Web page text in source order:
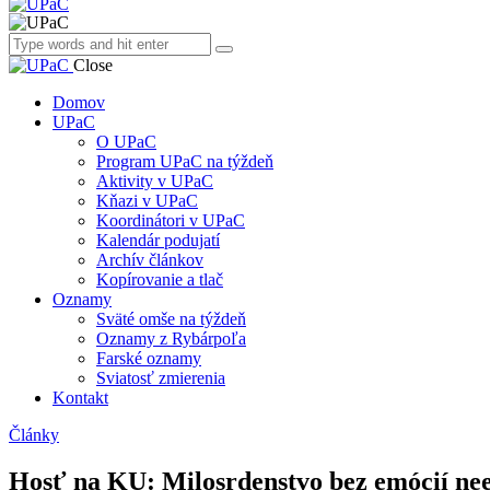
Close
Domov
UPaC
O UPaC
Program UPaC na týždeň
Aktivity v UPaC
Kňazi v UPaC
Koordinátori v UPaC
Kalendár podujatí
Archív článkov
Kopírovanie a tlač
Oznamy
Sväté omše na týždeň
Oznamy z Rybárpoľa
Farské oznamy
Sviatosť zmierenia
Kontakt
Články
Hosť na KU: Milosrdenstvo bez emócií